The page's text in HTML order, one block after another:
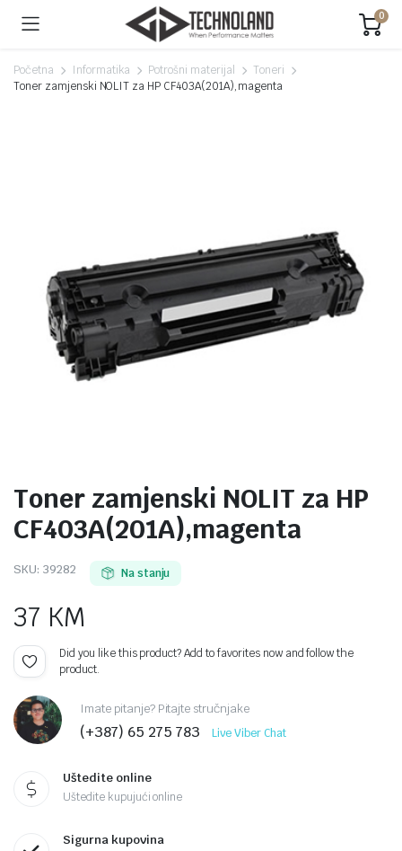
0
Početna Informatika Potrošni materijal
Toneri
Toner zamjenski NOLIT za HP CF403A(201A),magenta
Toner zamjenski NOLIT za HP
CF403A(201A),magenta
SKU: 39282 Na stanju
37 KM
Did you like this product? Add to favorites now and follow the
product.
Imate pitanje? Pitajte stručnjake
(+387) 65 275 783 Live Viber Chat
Uštedite online
Uštedite kupujući online
Sigurna kupovina